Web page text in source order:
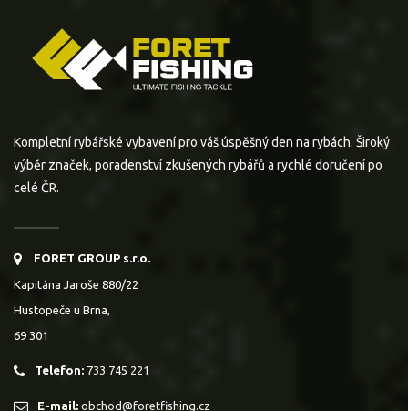
Kompletní rybářské vybavení pro váš úspěšný den na rybách. Široký
výběr značek, poradenství zkušených rybářů a rychlé doručení po
celé ČR.
FORET GROUP s.r.o.
Kapitána Jaroše 880/22
Hustopeče u Brna,
69 301
Telefon: 733 745 221
E-mail: obchod@foretfishing.cz